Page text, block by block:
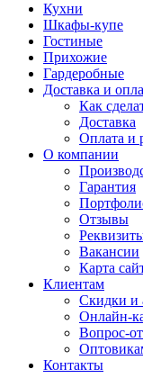
Кухни
Шкафы-купе
Гостиные
Прихожие
Гардеробные
Доставка и
Как
Доставка
Оплата и
О компании
Гарантия
Отзывы
Вакансии
Карта
Клиентам
Скидки и
Онлайн-
Вопрос-
Контакты